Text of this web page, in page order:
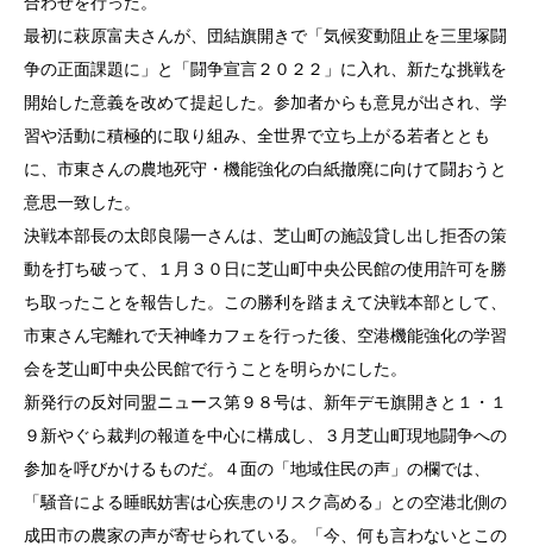
最初に萩原富夫さんが、団結旗開きで「気候変動阻止を三里塚闘
争の正面課題に」と「闘争宣言２０２２」に入れ、新たな挑戦を
開始した意義を改めて提起した。参加者からも意見が出され、学
習や活動に積極的に取り組み、全世界で立ち上がる若者ととも
に、市東さんの農地死守・機能強化の白紙撤廃に向けて闘おうと
意思一致した。
決戦本部長の太郎良陽一さんは、芝山町の施設貸し出し拒否の策
動を打ち破って、１月３０日に芝山町中央公民館の使用許可を勝
ち取ったことを報告した。この勝利を踏まえて決戦本部として、
市東さん宅離れで天神峰カフェを行った後、空港機能強化の学習
会を芝山町中央公民館で行うことを明らかにした。
新発行の反対同盟ニュース第９８号は、新年デモ旗開きと１・１
９新やぐら裁判の報道を中心に構成し、３月芝山町現地闘争への
参加を呼びかけるものだ。４面の「地域住民の声」の欄では、
「騒音による睡眠妨害は心疾患のリスク高める」との空港北側の
成田市の農家の声が寄せられている。「今、何も言わないとこの